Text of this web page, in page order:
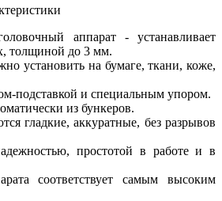
аппарат - устанавливает
толщиной до 3 мм.
установить на бумаге, ткани, коже,
подставкой и специальным упором.
из бункеров.
гладкие, аккуратные, без разрывов
простотой в работе и в
соответствует самым высоким